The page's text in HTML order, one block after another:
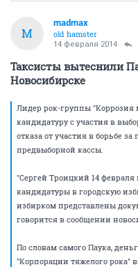
M
madmax
old hamster
14 февраля 2014
Таксисты вытеснили
Новосибирске
Лидер рок-группы "Коррозия
кандидатуру с участия в
отказа от участия в борьбе
предвыборной кассы.
"Сергей Троицкий 14
кандидатуры в городскую
избирком представлены
говорится в сообщении
По словам самого Паука,
"Корпорации тяжелого рока"